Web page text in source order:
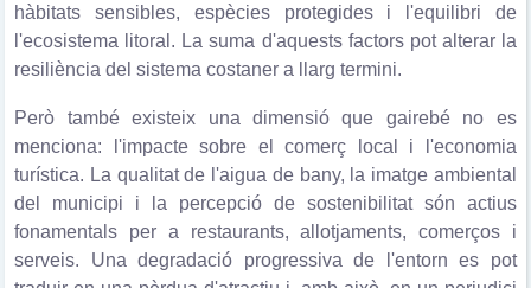
hàbitats sensibles, espècies protegides i l'equilibri de
l'ecosistema litoral. La suma d'aquests factors pot alterar la
resiliència del sistema costaner a llarg termini.
Però també existeix una dimensió que gairebé no es
menciona: l'impacte sobre el comerç local i l'economia
turística. La qualitat de l'aigua de bany, la imatge ambiental
del municipi i la percepció de sostenibilitat són actius
fonamentals per a restaurants, allotjaments, comerços i
serveis. Una degradació progressiva de l'entorn es pot